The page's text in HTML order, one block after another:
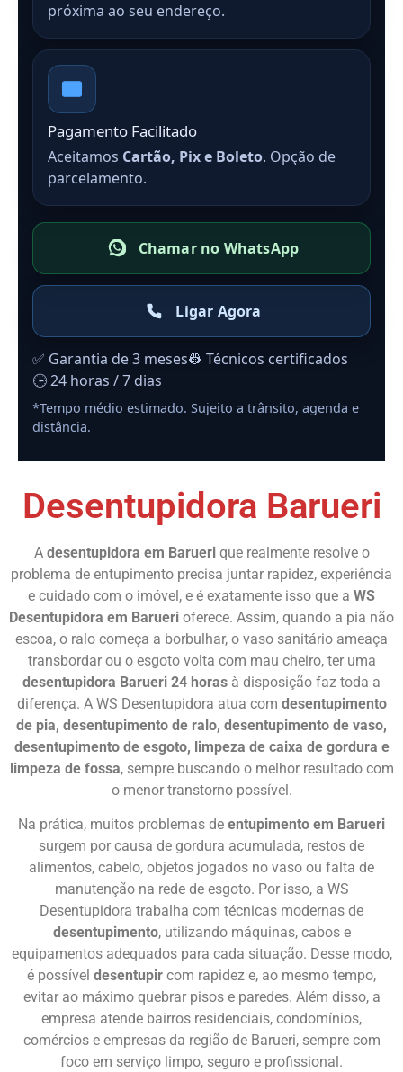
próxima ao seu endereço.
Pagamento Facilitado
Aceitamos Cartão, Pix e Boleto. Opção de
parcelamento.
Chamar no WhatsApp
Ligar Agora
✅ Garantia de 3 meses👷 Técnicos certificados
🕒 24 horas / 7 dias
*Tempo médio estimado. Sujeito a trânsito, agenda e
distância.
Desentupidora Barueri
A desentupidora em Baruerique realmente resolve o
problema de entupimento precisa juntar rapidez, experiência
e cuidado com o imóvel, e é exatamente isso que a WS
Desentupidora em Barueri oferece. Assim, quando a pia não
escoa, o ralo começa a borbulhar, o vaso sanitário ameaça
transbordar ou o esgoto volta com mau cheiro, ter uma
desentupidora Barueri 24 horas à disposição faz toda a
diferença. A WS Desentupidora atua com desentupimento
de pia, desentupimento de ralo, desentupimento de vaso,
desentupimento de esgoto, limpeza de caixa de gordura e
limpeza de fossa, sempre buscando o melhor resultado com
o menor transtorno possível.
Na prática, muitos problemas de entupimento em Barueri
surgem por causa de gordura acumulada, restos de
alimentos, cabelo, objetos jogados no vaso ou falta de
manutenção na rede de esgoto. Por isso, a WS
Desentupidora trabalha com técnicas modernas de
desentupimento, utilizando máquinas, cabos e
equipamentos adequados para cada situação. Desse modo,
é possível desentupir com rapidez e, ao mesmo tempo,
evitar ao máximo quebrar pisos e paredes. Além disso, a
empresa atende bairros residenciais, condomínios,
comércios e empresas da região de Barueri, sempre com
foco em serviço limpo, seguro e profissional.